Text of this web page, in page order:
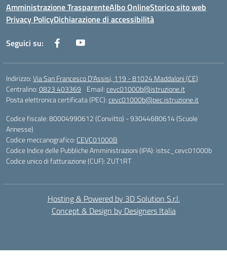
Amministrazione TrasparenteAlbo OnlineStorico sito web
Privacy PolicyDichiarazione di accessibilità
Seguici su:
Indirizzo:Via San Francesco D'Assisi, 119 - 81024 Maddaloni (CE)
Centralino:0823 403369 Email:cevc01000b@istruzione.it
Posta elettronica certificata (PEC):cevc01000b@pec.istruzione.it
Codice fiscale: 80004990612 (Convitto) - 93044680614 (Scuole
Annesse)
Codice meccanografico: CEVC01000B
Codice Indice delle Pubbliche Amministrazioni (IPA): istsc_cevc01000b
Codice unico di fatturazione (CUF): ZUT1RT
Hosting & Powered by 3D Solution S.r.l.
Concept & Design by Designers Italia